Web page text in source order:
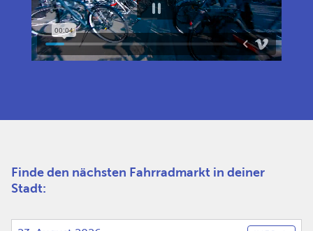
Finde den nächsten Fahrradmarkt in deiner
Stadt: